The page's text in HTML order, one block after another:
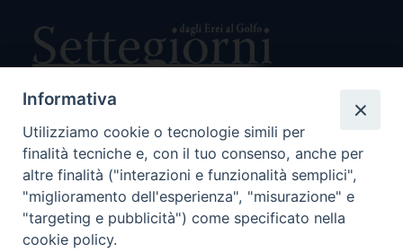
Direttore Responsabile Giuseppe Rabita
Direttore Amministrativo Salvatore Bruno
Editore e Proprietà Opera di Religione della Diocesi di Piazza
Armerina,
Via Cammarata, 21 – Piazza Armerina
P. I. 01121870867
Autorizzazione Tribunale di Enna n. 113 del 24/2/2007
Informativa
Utilizziamo cookie o tecnologie simili per
finalità tecniche e, con il tuo consenso, anche per
altre finalità ("interazioni e funzionalità semplici",
"miglioramento dell'esperienza", "misurazione" e
"targeting e pubblicità") come specificato nella
cookie policy.